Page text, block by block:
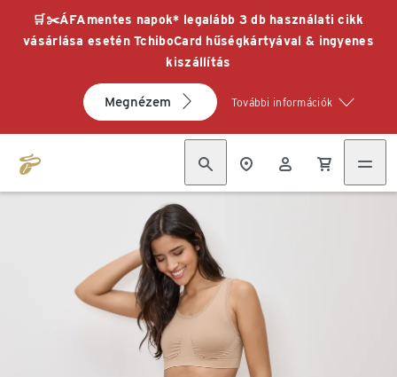
🛒✂️ÁFAmentes napok* legalább 3 db használati cikk
vásárlása esetén TchiboCard hűségkártyával & ingyenes
kiszállítás
Megnézem További információk